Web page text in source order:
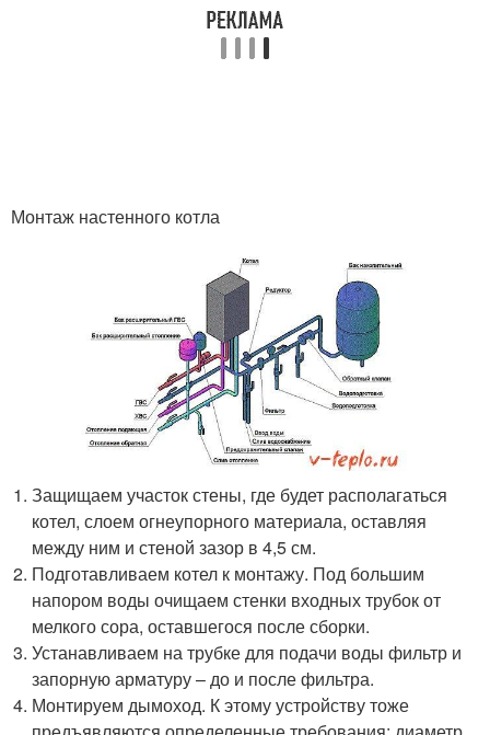
Монтаж настенного котла
Защищаем участок стены, где будет располагаться
котел, слоем огнеупорного материала, оставляя
между ним и стеной зазор в 4,5 см.
Подготавливаем котел к монтажу. Под большим
напором воды очищаем стенки входных трубок от
мелкого сора, оставшегося после сборки.
Устанавливаем на трубке для подачи воды фильтр и
запорную арматуру – до и после фильтра.
Монтируем дымоход. К этому устройству тоже